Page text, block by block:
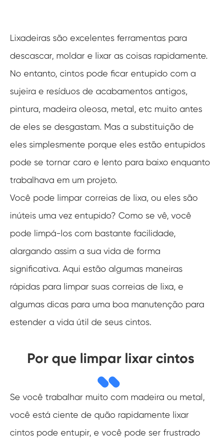
Lixadeiras são excelentes ferramentas para
descascar, moldar e lixar as coisas rapidamente.
No entanto, cintos pode ficar entupido com a
sujeira e resíduos de acabamentos antigos,
pintura, madeira oleosa, metal, etc muito antes
de eles se desgastam. Mas a substituição de
eles simplesmente porque eles estão entupidos
pode se tornar caro e lento para baixo enquanto
trabalhava em um projeto.
Você pode limpar correias de lixa, ou eles são
inúteis uma vez entupido? Como se vê, você
pode limpá-los com bastante facilidade,
alargando assim a sua vida de forma
significativa. Aqui estão algumas maneiras
rápidas para limpar suas correias de lixa, e
algumas dicas para uma boa manutenção para
estender a vida útil de seus cintos.
Por que limpar lixar cintos
Se você trabalhar muito com madeira ou metal,
você está ciente de quão rapidamente lixar
cintos pode entupir, e você pode ser frustrado